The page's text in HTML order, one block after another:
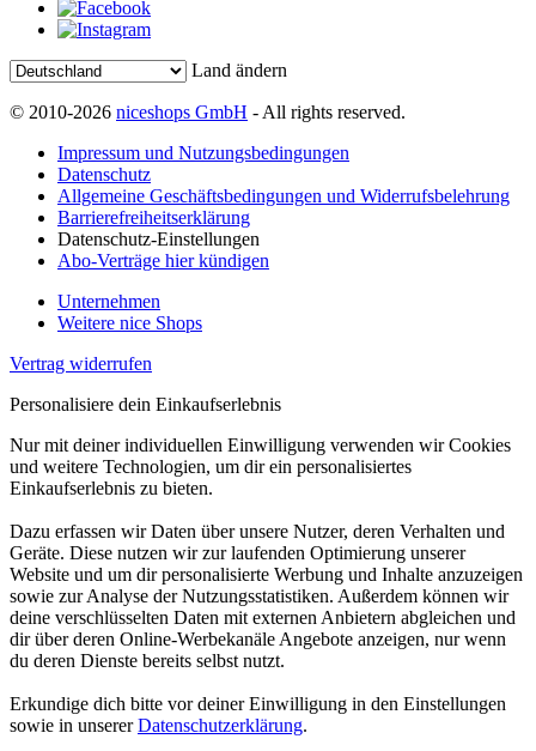
Land ändern
© 2010-2026 niceshops GmbH - All rights reserved.
Impressum und Nutzungsbedingungen
Datenschutz
Allgemeine Geschäftsbedingungen und Widerrufsbelehrung
Barrierefreiheitserklärung
Datenschutz-Einstellungen
Abo-Verträge hier kündigen
Unternehmen
Weitere nice Shops
Vertrag widerrufen
Personalisiere dein Einkaufserlebnis
Nur mit deiner individuellen Einwilligung verwenden wir Cookies
und weitere Technologien, um dir ein personalisiertes
Einkaufserlebnis zu bieten.
Dazu erfassen wir Daten über unsere Nutzer, deren Verhalten und
Geräte. Diese nutzen wir zur laufenden Optimierung unserer
Website und um dir personalisierte Werbung und Inhalte anzuzeigen
sowie zur Analyse der Nutzungsstatistiken. Außerdem können wir
deine verschlüsselten Daten mit externen Anbietern abgleichen und
dir über deren Online-Werbekanäle Angebote anzeigen, nur wenn
du deren Dienste bereits selbst nutzt.
Erkundige dich bitte vor deiner Einwilligung in den Einstellungen
sowie in unsererDatenschutzerklärung.